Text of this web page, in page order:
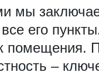
уборка дома
уборка
мы
его
помещения.
–